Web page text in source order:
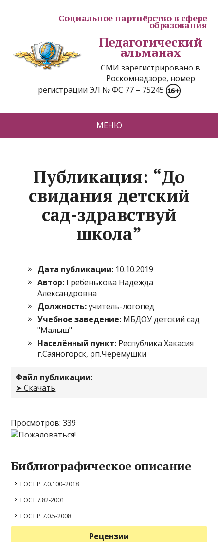
Социальное партнёрство в сфере
образования
Педагогический
альманах
СМИ зарегистрировано в
Роскомнадзоре, номер
регистрации ЭЛ № ФС 77 – 75245
МЕНЮ
Публикация: “До
свидания детский
сад-здравствуй
школа”
Дата публикации: 10.10.2019
Автор: Гребенькова Надежда
Александровна
Должность:учитель-логопед
Учебное заведение: МБДОУ детский сад
"Малыш"
Населённый пункт: Республика Хакасия
г.Саяногорск, рп.Черёмушки
Файл публикации:
➤ Скачать
Просмотров: 339
Библиографическое описание
ГОСТ Р 7.0.100–2018
ГОСТ 7.82-2001
ГОСТ Р 7.0.5-2008
Рецензии